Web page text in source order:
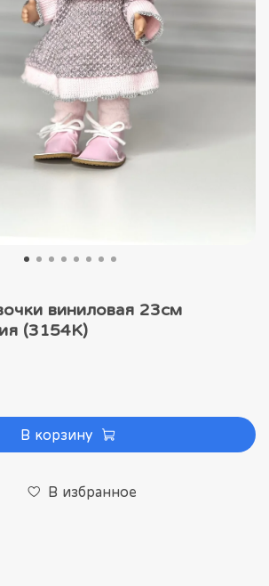
виниловая 23см
(3154K)
В избранное
В корзину